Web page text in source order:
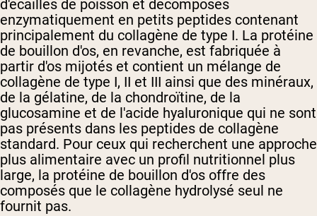
d'écailles de poisson et décomposés
enzymatiquement en petits peptides contenant
principalement du collagène de type I. La protéine
de bouillon d'os, en revanche, est fabriquée à
partir d'os mijotés et contient un mélange de
collagène de type I, II et III ainsi que des minéraux,
de la gélatine, de la chondroïtine, de la
glucosamine et de l'acide hyaluronique qui ne sont
pas présents dans les peptides de collagène
standard. Pour ceux qui recherchent une approche
plus alimentaire avec un profil nutritionnel plus
large, la protéine de bouillon d'os offre des
composés que le collagène hydrolysé seul ne
fournit pas.